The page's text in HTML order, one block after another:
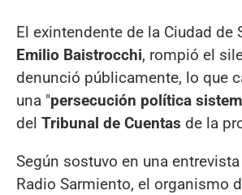
El exintendente de la Ciudad de
Emilio Baistrocchi, rompió el
denunció públicamente, lo que
una "persecución política
del Tribunal de Cuentas de la
Según sostuvo en una
Radio Sarmiento, el organismo